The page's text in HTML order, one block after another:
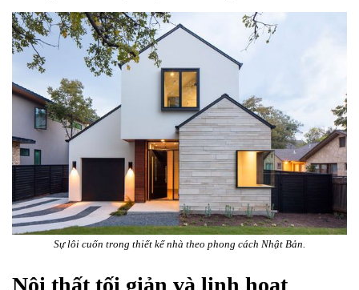
Sự lôi cuốn trong thiết kế nhà theo phong cách Nhật Bản.
Nội thất tối giản và linh hoạt